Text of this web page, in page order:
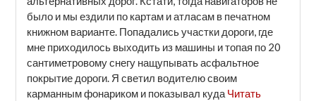
было и мы ездили по картам и атласам в печатном
книжном варианте. Попадались участки дороги, где
мне приходилось выходить из машины и топая по 20
сантиметровому снегу нащупывать асфальтное
покрытие дороги. Я светил водителю своим
карманным фонариком и показывал куда Читать